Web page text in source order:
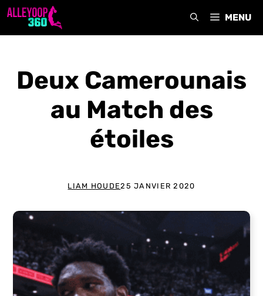
Aller
MENU
Deux Camerounais
au Match des
étoiles
LIAM HOUDE25 JANVIER 2020